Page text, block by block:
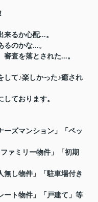
来るか心配...。
るのかな...。
審査を落とされた...。
て♪楽しかった♪癒され
ております。
ーズマンション」「ペッ
ァミリー物件」「初期
無し物件」「駐車場付き
ート物件」「戸建て」等